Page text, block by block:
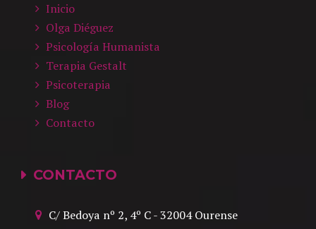
Inicio
Olga Diéguez
Psicología Humanista
Terapia Gestalt
Psicoterapia
Blog
Contacto
CONTACTO
C/ Bedoya nº 2, 4º C-32004 Ourense